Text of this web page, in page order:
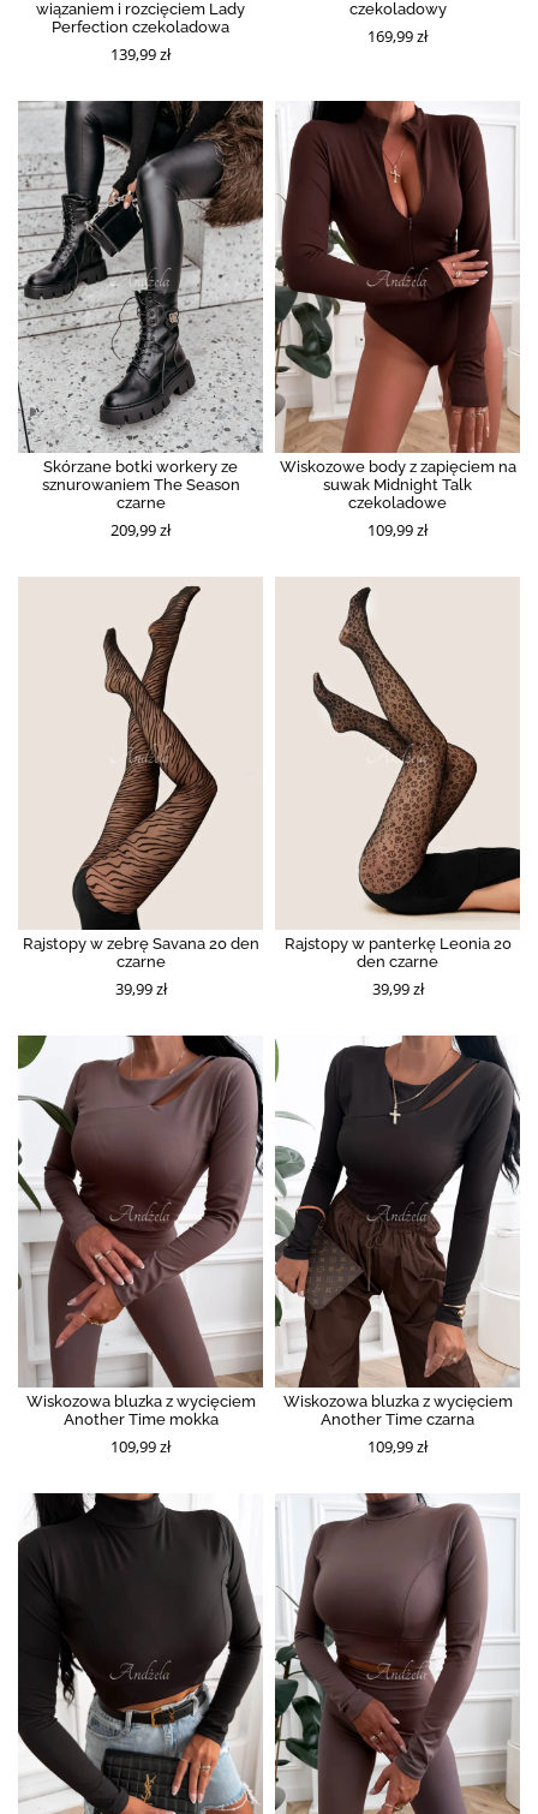
wiązaniem i rozcięciem Lady
Perfection czekoladowa
139,99 zł
czekoladowy
169,99 zł
Skórzane botki workery ze
sznurowaniem The Season
czarne
209,99 zł
Wiskozowe body z zapięciem na
suwak Midnight Talk
czekoladowe
109,99 zł
Rajstopy w zebrę Savana 20 den
czarne
39,99 zł
Rajstopy w panterkę Leonia 20
den czarne
39,99 zł
Wiskozowa bluzka z wycięciem
Another Time mokka
109,99 zł
Wiskozowa bluzka z wycięciem
Another Time czarna
109,99 zł